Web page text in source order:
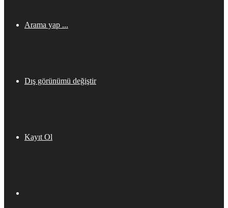
Arama yap ...
Dış görünümü değiştir
Kayıt Ol